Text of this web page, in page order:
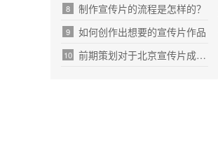
8 制作宣传片的流程是怎样的？
9 如何创作出想要的宣传片作品
10 前期策划对于北京宣传片成片影响有多大？